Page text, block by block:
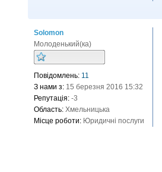
Solomon
Молоденький(ка)
Повідомлень: 11
З нами з: 15 березня 2016 15:32
Репутація: -3
Область: Хмельницька
Місце роботи: Юридичні послуги